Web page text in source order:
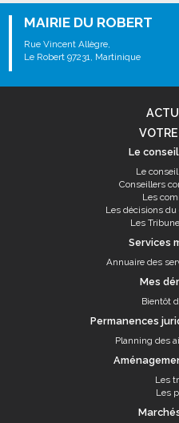
MAIRIE DU ROBERT
Rue Vincent Allègre,
Le Robert 97231, Martinique
Le
Le
Conseillers
Les
Les décisions
Les
Services
Annuaire des
Mes
Bientôt
Permanences
Planning des
Les
Les